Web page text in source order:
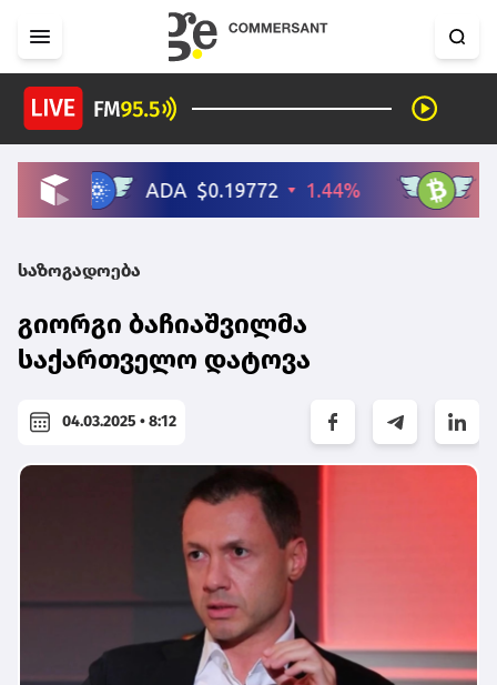
საზოგადოება
გიორგი ბაჩიაშვილმა
საქართველო დატოვა
04.03.2025 • 8:12